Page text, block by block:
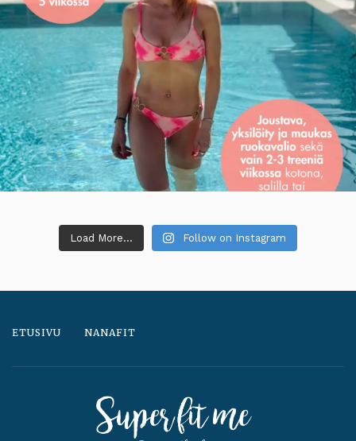
Load More... Follow on Instagram
ETUSIVU NANAFIT